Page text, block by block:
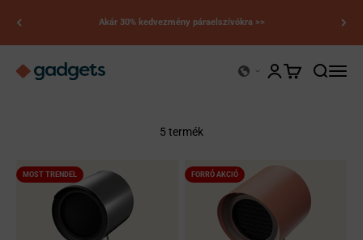
Akár 30% kedvezmény páraelszívókra >>
Keresés
Kerry kütyük Fiókoldal
Kosár
5 termék
MOST TRENDEL FORRÓ AKCIÓ